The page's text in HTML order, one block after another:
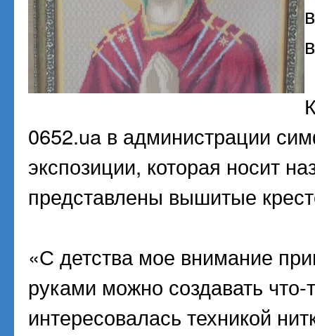
0652.ua в администрации
экспозиции, которая носит
представлены вышитые
«С детства мое внимание
руками можно создавать
интересовалась техникой